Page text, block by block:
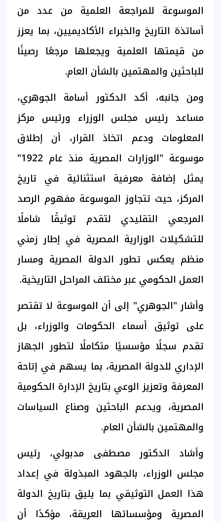
الموسوعة للمراجعة العلمية من عدد من
أساتذة التاريخ والخبراء الأكاديميين، بما يعزز
من قيمتها العلمية ويجعلها مرجعًا رصينًا
للباحثين والمهتمين بالشأن العام.
ومن جانبه، أكد الدكتور أسامة الجوهري،
مساعد رئيس مجلس الوزراء ورئيس مركز
المعلومات ودعم اتخاذ القرار، أن إطلاق
موسوعة "الوزارات المصرية منذ عام 1922"
يمثل إضافة معرفية استثنائية في تاريخ
المركز، حيث تتجاوز الموسوعة مفهوم الرصد
المرجعي التقليدي لتقدم توثيقًا شاملًا
للتشكيلات الوزارية المصرية في إطار زمني
منظم يعكس تطور الدولة المصرية ومسار
العمل الحكومي عبر مختلف المراحل التاريخية.
وأشار "الجوهري" إلى أن الموسوعة لا تقتصر
على توثيق أسماء الحكومات والوزراء، بل
تقدم سجلًا مؤسسيًا متكاملًا لتطور الجهاز
الإداري للدولة المصرية، بما يسهم في إتاحة
المعرفة وتعزيز الوعي بتاريخ الإدارة الحكومية
المصرية، ويدعم الباحثين وصناع السياسات
والمهتمين بالشأن العام.
وأشاد الدكتور مصطفى مدبولي، رئيس
مجلس الوزراء، بالجهود المبذولة في إعداد
هذا العمل التوثيقي بما يليق بتاريخ الدولة
المصرية ومؤسساتها العريقة، مؤكدًا أن